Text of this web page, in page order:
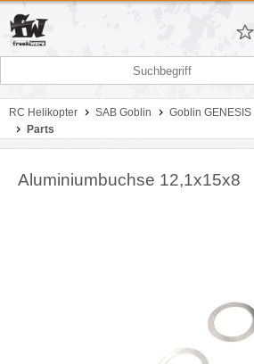
RC Helikopter SAB Goblin Goblin GENESIS
Parts
Aluminiumbuchse 12,1x15x8